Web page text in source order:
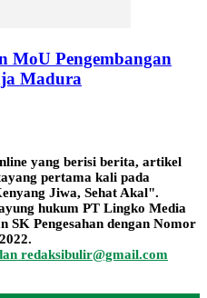
MoU Pengembangan
Madura
yang berisi berita, artikel
pertama kali pada
Jiwa, Sehat Akal".
hukum PT Lingko Media
Pengesahan dengan Nomor
redaksibulir@gmail.com